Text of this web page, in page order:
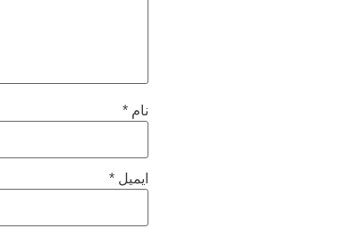
نام *
ایمیل *